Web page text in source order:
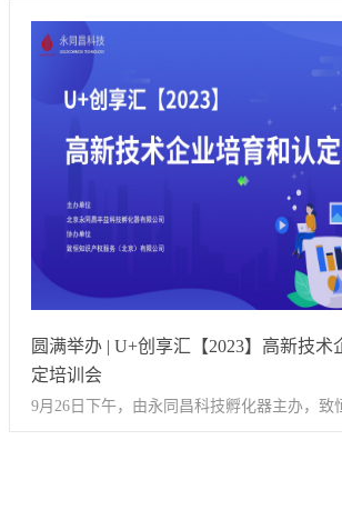
信用类等各项普惠贷款政策。随后，银行代表
民生一卡通（第三代社保卡）政策及办理方式
案例普及反诈知识，增强企业代表的防范意识
力。 △ 会议现场掠影 此次活动成功搭建了高
平台，有效拓宽了企业的融资渠道，形成了银
良性互动、共同发展的良好格局，为实体经济
展注入了新活力。未来，孵化器还将继续紧扣
务需求，联合优质金融服务机构搭建“银企商
台，加强常态化银企精准对接，为企业纾困解
询有限公司联合主办的《2023年政策总结分
报》线上培训会圆满结束。 本次活动邀请到
公共服务平台特聘政策讲师赵煜为大家讲解。
部创业导师、北京东方嘉威信息咨询公司总经
委、中关村管委会项目评审专家库成员、北京
导师。直播中，赵老师首先讲解了2023年政
区扶持政策数量强度等变化特点，随后着重讲
重点支持的前沿技术创新方向包括未来信息
能源、新材料、航空航天等产业。最后针对
信息、提前规划、具备分析能力等多条建议
培训活动为企业代表们提供了便携的互动交流
课程讲解干货十足，专业性强，获得参会企业
圆满举办 | U+创享汇【2023】高新技术
定培训会
9月26日下午，由永同昌科技孵化器主办，致